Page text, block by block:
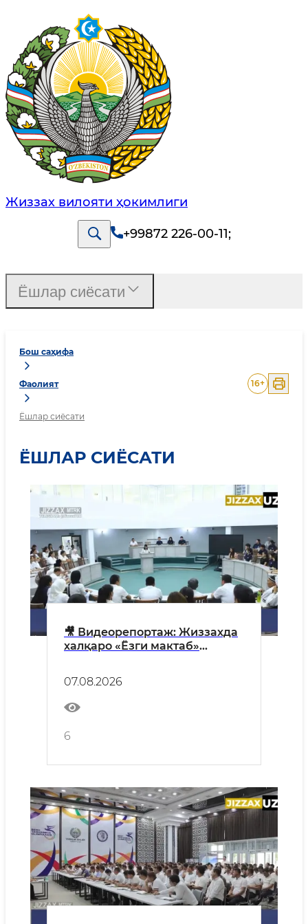
Жиззах вилояти ҳокимлиги
+99872 226-00-11;
Бош саҳифа
Фаолият
Ёшлар сиёсати
16+
ЁШЛАР СИЁСАТИ
🎥 Видеорепортаж: Жиззахда
халқаро «Ёзги мактаб»
07.08.2026
6
Ёшлар сиёсати